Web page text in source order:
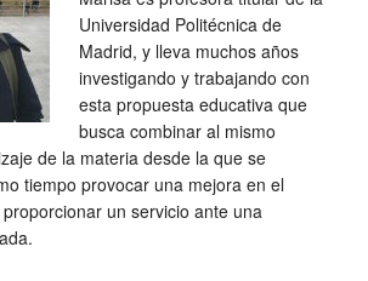
Universidad Politécnica de
Madrid, y lleva muchos años
investigando y trabajando con
esta propuesta educativa que
busca combinar al mismo
de la materia desde la que se
tiempo provocar una mejora en el
un servicio ante una